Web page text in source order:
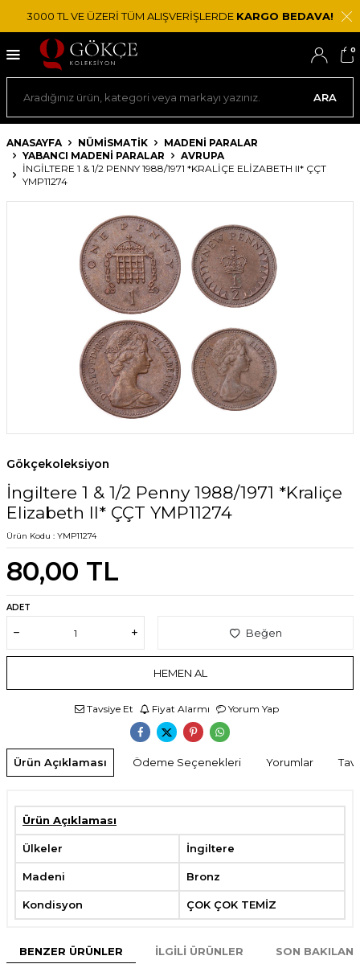
3000 TL VE ÜZERİ TÜM ALIŞVERİŞLERDE KARGO BEDAVA!
ARA
0
ANASAYFA NÜMİSMATİK
MADENI PARALAR
YABANCI MADENI PARALAR
AVRUPA
İNGILTERE 1 & 1/2 PENNY 1988/1971 *KRALIÇE ELIZABETH II* ÇÇT
YMP11274
Gökçekoleksiyon
İngiltere 1 & 1/2 Penny 1988/1971 *Kraliçe
Elizabeth II* ÇÇT YMP11274
Ürün Kodu : YMP11274
80,00 TL
ADET
Beğen
HEMEN AL
Tavsiye Et Fiyat Alarmı Yorum Yap
Ürün Açıklaması Ödeme Seçenekleri Yorumlar
Ürün Açıklaması
Ülkeler İngiltere
Madeni Bronz
Kondisyon ÇOK ÇOK TEMİZ
BENZER ÜRÜNLER İLGILI ÜRÜNLER SON